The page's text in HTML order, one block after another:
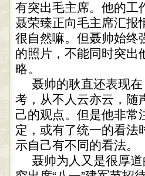
有突出毛主席。他的工
聂荣臻正向毛主席汇报
很自然嘛。但聂帅始终
的照片，不能同时突出
略。
聂帅的耿直还表现
考，从不人云亦云，随
己的观点。但是他非常
定，或有了统一的看法
示自己有不同的看法。
聂帅为人又是很厚